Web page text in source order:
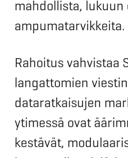
mahdollista,
ampumatarvikkeita.
Rahoitus vahvistaa
langattomien
dataratkaisujen
ytimessä ovat
kestävät,